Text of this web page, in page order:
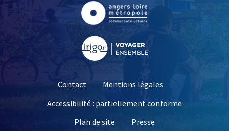
, Ouvre une nouvelle
Contact
Mentions légales
Accessibilité : partiellement conforme
Plan de site
Presse